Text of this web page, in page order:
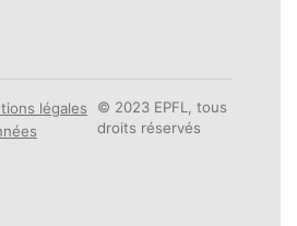
légales
© 2023 EPFL, tous
droits réservés